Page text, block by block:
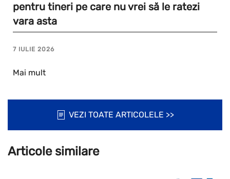
pentru tineri pe care nu vrei să le ratezi
vara asta
7 IULIE 2026
Mai mult
VEZI TOATE ARTICOLELE >>
Articole similare